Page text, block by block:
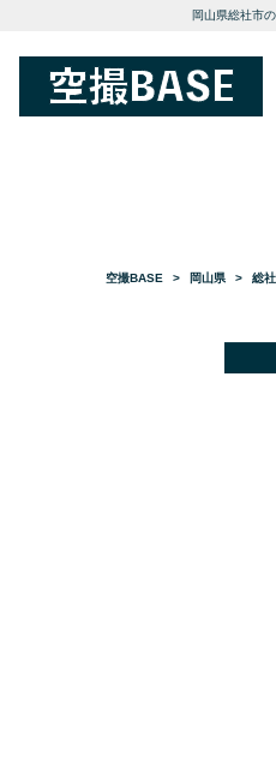
岡山県総社市
空撮BASE 岡山県 総